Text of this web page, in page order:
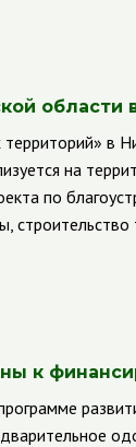
области
в
на
по
строительство
к